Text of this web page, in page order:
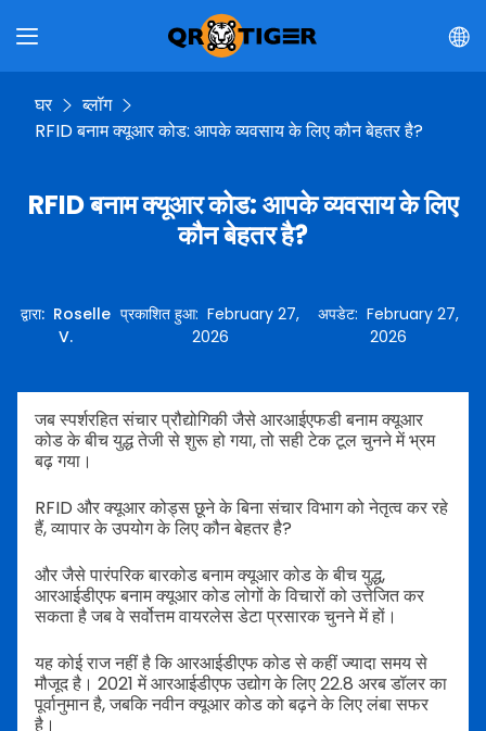
घर
ब्लॉग
RFID बनाम क्यूआर कोड: आपके व्यवसाय के लिए कौन बेहतर है?
RFID बनाम क्यूआर कोड: आपके व्यवसाय के लिए
कौन बेहतर है?
द्वारा: Roselle
V.
प्रकाशित हुआ:February 27,
2026
अपडेट: February 27,
2026
जब स्पर्शरहित संचार प्रौद्योगिकी जैसे आरआईएफडी बनाम क्यूआर
कोड के बीच युद्ध तेजी से शुरू हो गया, तो सही टेक टूल चुनने में भ्रम
बढ़ गया।
RFID और क्यूआर कोड्स छूने के बिना संचार विभाग को नेतृत्व कर रहे
हैं, व्यापार के उपयोग के लिए कौन बेहतर है?
और जैसे पारंपरिक बारकोड बनाम क्यूआर कोड के बीच युद्ध,
आरआईडीएफ बनाम क्यूआर कोड लोगों के विचारों को उत्तेजित कर
सकता है जब वे सर्वोत्तम वायरलेस डेटा प्रसारक चुनने में हों।
यह कोई राज नहीं है कि आरआईडीएफ कोड से कहीं ज्यादा समय से
मौजूद है। 2021 में आरआईडीएफ उद्योग के लिए 22.8 अरब डॉलर का
पूर्वानुमान है, जबकि नवीन क्यूआर कोड को बढ़ने के लिए लंबा सफर
है।